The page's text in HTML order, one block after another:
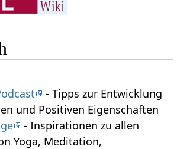
- Tipps zur Entwicklung
und Positiven Eigenschaften
- Inspirationen zu allen
Yoga, Meditation,